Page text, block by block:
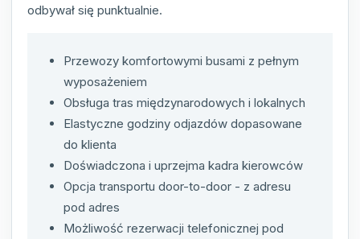
odbywał się punktualnie.
Przewozy komfortowymi busami z pełnym
wyposażeniem
Obsługa tras międzynarodowych i lokalnych
Elastyczne godziny odjazdów dopasowane
do klienta
Doświadczona i uprzejma kadra kierowców
Opcja transportu door-to-door - z adresu
pod adres
Możliwość rezerwacji telefonicznej pod